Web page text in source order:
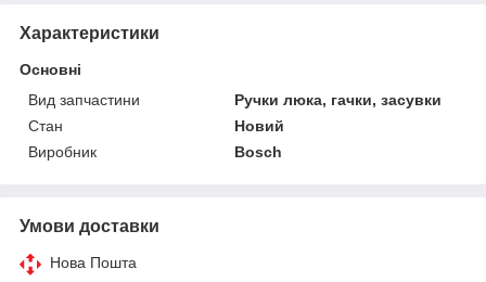
Характеристики
Основні
Вид запчастини
Ручки люка, гачки, засувки
Стан
Новий
Виробник
Bosch
Умови доставки
Нова Пошта